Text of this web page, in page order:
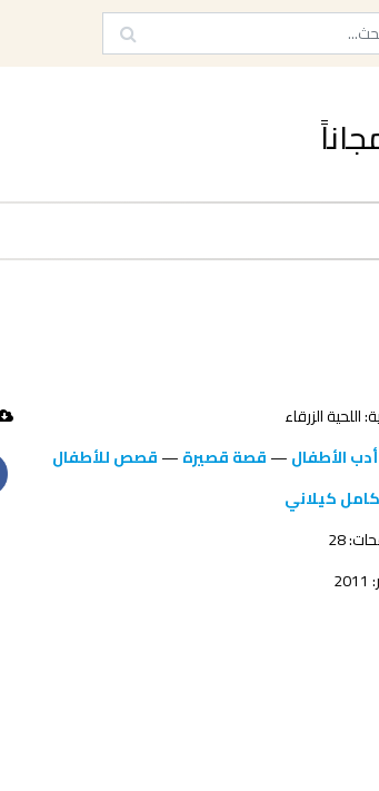
اللحية الزرقاء
أدب الأطفال—قصة قصيرة—قصص للأطفال
كامل كيلاني
28